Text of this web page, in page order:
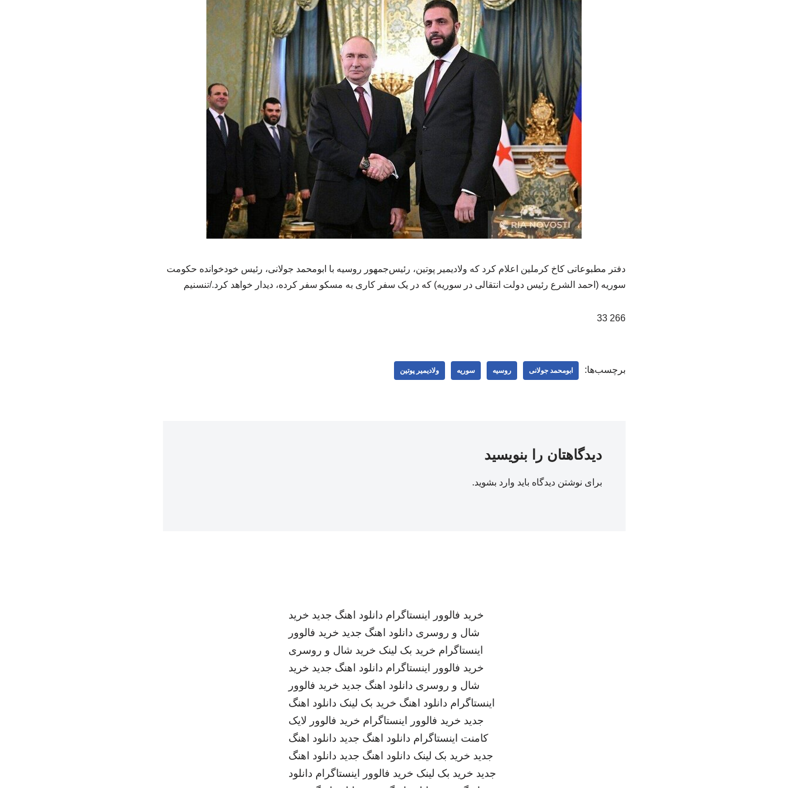
دفتر مطبوعاتی کاخ کرملین اعلام کرد که ولادیمیر پوتین، رئیس‌جمهور روسیه با ابومحمد جولانی، رئیس خودخوانده حکومت
سوریه (احمد الشرع رئیس‌ دولت انتقالی در سوریه) که در یک سفر کاری به مسکو سفر کرده، دیدار خواهد کرد./تنسنیم
266 33
برچسب‌ها: ابومحمد جولانی روسیه سوریه ولادیمیر پوتین
دیدگاهتان را بنویسید
برای نوشتن دیدگاه باید وارد بشوید.
خرید فالوور اینستاگرام دانلود اهنگ جدید خرید
شال و روسری دانلود اهنگ جدید خرید فالوور
اینستاگرام خرید بک لینک خرید شال و روسری
خرید فالوور اینستاگرام دانلود اهنگ جدید خرید
شال و روسری دانلود اهنگ جدید خرید فالوور
اینستاگرام دانلود اهنگ خرید بک لینک دانلود اهنگ
جدید خرید فالوور اینستاگرام خرید فالوور لایک
کامنت اینستاگرام دانلود اهنگ جدید دانلود اهنگ
جدید خرید بک لینک دانلود اهنگ جدید دانلود اهنگ
جدید خرید بک لینک خرید فالوور اینستاگرام دانلود